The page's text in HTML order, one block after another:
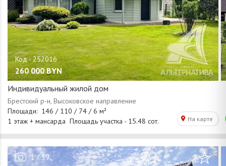
260 000 BYN
Индивидуальный жилой дом
1/39